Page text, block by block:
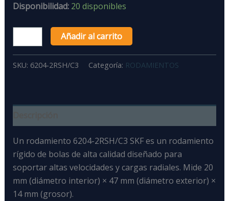
Disponibilidad: 20 disponibles
Añadir al carrito
SKU: 6204-2RSH/C3 Categoría: RODAMIENTOS
Un rodamiento 6204-2RSH/C3 SKFes un rodamiento
rígido de bolas de alta calidad diseñado para
soportar altas velocidades y cargas radiales. Mide 20
mm (diámetro interior) × 47 mm (diámetro exterior) ×
14 mm (grosor).